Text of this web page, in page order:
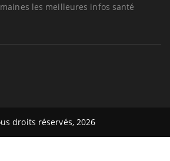
les meilleures infos santé
droits réservés, 2026